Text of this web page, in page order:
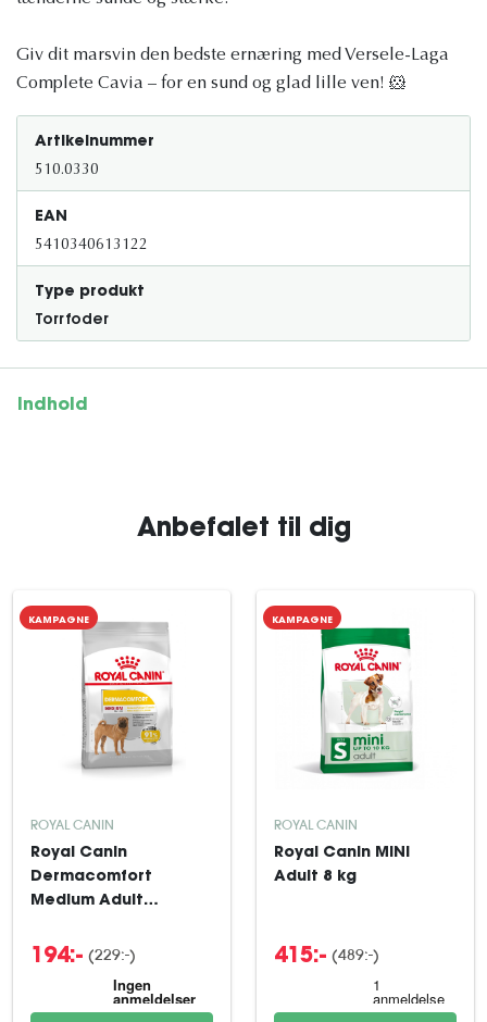
Giv dit marsvin den bedste ernæring med Versele-Laga
Complete Cavia – for en sund og glad lille ven! 🐹
Artikelnummer
510.0330
EAN
5410340613122
Type produkt
Torrfoder
Indhold
Anbefalet til dig
KAMPAGNE
ROYAL CANIN
Royal Canin
Dermacomfort
Medium Adult
194:- (229:-)
KAMPAGNE
ROYAL CANIN
Royal Canin MINI
Adult 8 kg
415:- (489:-)